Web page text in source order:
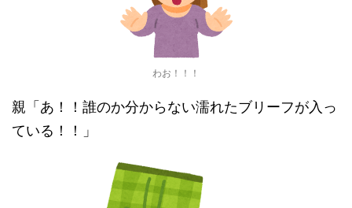
わお！！！
親「あ！！誰のか分からない濡れたブリーフが入っ
ている！！」